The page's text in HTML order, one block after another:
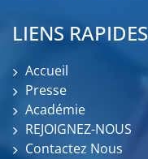
LIENS RAPIDES
Accueil
Presse
Académie
REJOIGNEZ-NOUS
Contactez Nous